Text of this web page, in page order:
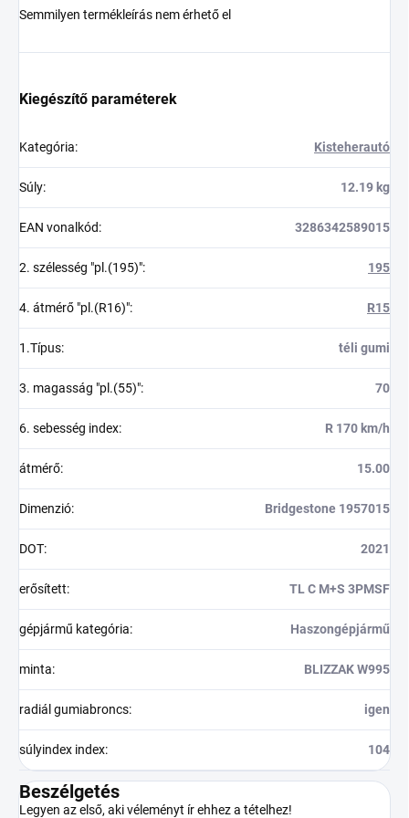
Semmilyen termékleírás nem érhető el
Kiegészítő paraméterek
Kategória: Kisteherautó
Súly: 12.19 kg
EAN vonalkód: 3286342589015
2. szélesség "pl.(195)": 195
4. átmérő "pl.(R16)": R15
1.Típus: téli gumi
3. magasság "pl.(55)": 70
6. sebesség index: R 170 km/h
átmérő: 15.00
Dimenzió: Bridgestone 1957015
DOT: 2021
erősített: TL C M+S 3PMSF
gépjármű kategória: Haszongépjármű
minta: BLIZZAK W995
radiál gumiabroncs: igen
súlyindex index: 104
Beszélgetés
Legyen az első, aki véleményt ír ehhez a tételhez!